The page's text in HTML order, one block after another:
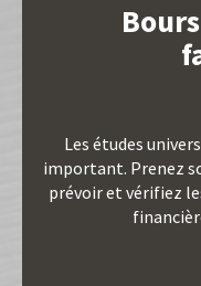
Les études
important. Prenez
prévoir et vérifiez